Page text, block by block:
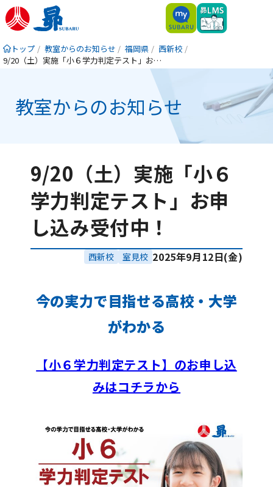
トップ 教室からのお知らせ 福岡県
西新校
9/20（土）実施「小６学力判定テスト」お申し込み受付中！
教室からのお知らせ
9/20（土）実施「小６
学力判定テスト」お申
し込み受付中！
西新校 室見校 2025年9月12日(金)
今の実力で目指せる高校・大学
がわかる
【小６学力判定テスト】のお申し込
みはコチラから